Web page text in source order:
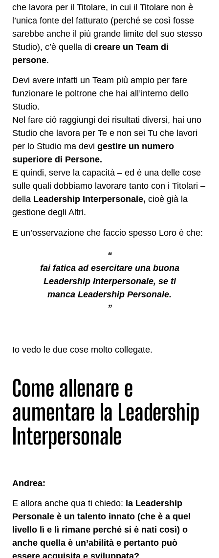
che lavora per il Titolare, in cui il Titolare non è
l’unica fonte del fatturato (perché se così fosse
sarebbe anche il più grande limite del suo stesso
Studio), c’è quella di creare un Team di
persone.
Devi avere infatti un Team più ampio per fare
funzionare le poltrone che hai all’interno dello
Studio.
Nel fare ciò raggiungi dei risultati diversi, hai uno
Studio che lavora per Te e non sei Tu che lavori
per lo Studio ma devi gestire un numero
superiore di Persone.
E quindi, serve la capacità – ed è una delle cose
sulle quali dobbiamo lavorare tanto con i Titolari –
della Leadership Interpersonale, cioè già la
gestione degli Altri.
E un’osservazione che faccio spesso Loro è che:
“
fai fatica ad esercitare una buona
Leadership Interpersonale, se ti
manca Leadership Personale.
”
Io vedo le due cose molto collegate.
Come allenare e
aumentare la Leadership
Interpersonale
Andrea:
E allora anche qua ti chiedo: la Leadership
Personale è un talento innato (che è a quel
livello lì e lì rimane perché si è nati così) o
anche quella è un’abilità e pertanto può